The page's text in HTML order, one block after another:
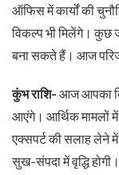
ऑफिस में कार्यों की
विकल्प भी मिलेंगे। कुछ
बना सकते हैं। आज
कुंभ राशि- आज आपका
आएंगे। आर्थिक
एक्सपर्ट की सलाह लेने
सुख-संपदा में वृद्धि